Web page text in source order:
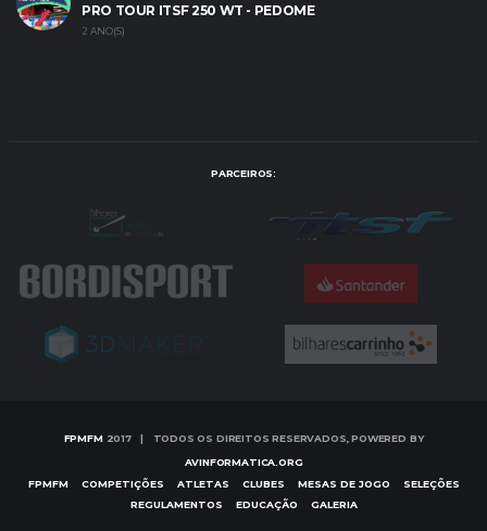
PRO TOUR ITSF 250 WT - PEDOME
2 ANO(S)
PARCEIROS:
FPMFM2017 | TODOS OS DIREITOS RESERVADOS, POWERED BY
AVINFORMATICA.ORG
FPMFM
COMPETIÇÕES ATLETAS CLUBES MESAS DE JOGO
SELEÇÕES
REGULAMENTOS
EDUCAÇÃO GALERIA